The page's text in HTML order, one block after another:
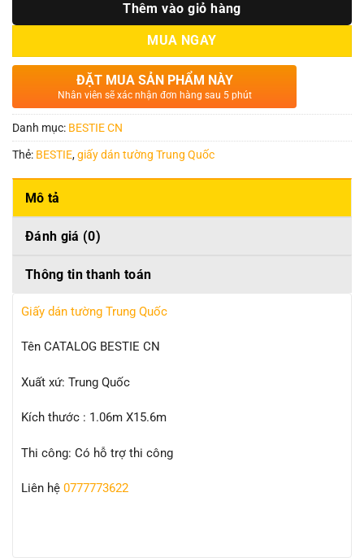
Thêm vào giỏ hàng
MUA NGAY
ĐẶT MUA SẢN PHẨM NÀY
Nhân viên sẽ xác nhận đơn hàng sau 5 phút
Danh mục: BESTIE CN
Thẻ: BESTIE,giấy dán tường Trung Quốc
Mô tả
Đánh giá (0)
Thông tin thanh toán
Giấy dán tường Trung Quốc
Tên CATALOG BESTIE CN
Xuất xứ: Trung Quốc
Kích thước : 1.06m X15.6m
Thi công: Có hỗ trợ thi công
Liên hệ 0777773622